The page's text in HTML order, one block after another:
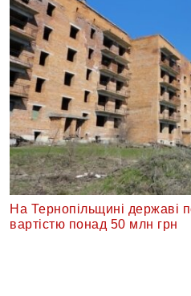
На Тернопільщині державі
вартістю понад 50 млн грн